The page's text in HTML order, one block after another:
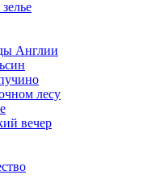
Англии
лесу
вечер